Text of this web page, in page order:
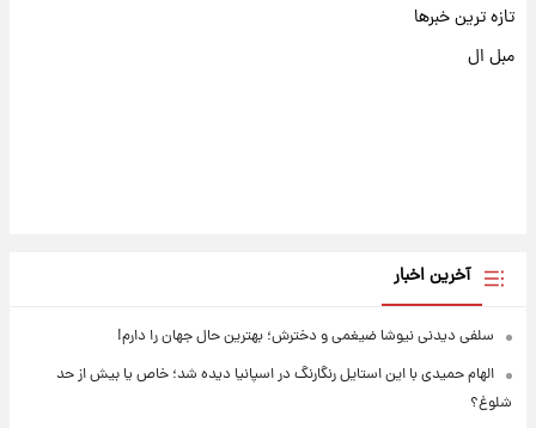
تازه ترین خبرها
مبل ال
آخرین اخبار
سلفی دیدنی نیوشا ضیغمی و دخترش؛ بهترین حال جهان را دارم!
الهام حمیدی با این استایل رنگارنگ در اسپانیا دیده شد؛ خاص یا بیش از حد
شلوغ؟